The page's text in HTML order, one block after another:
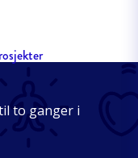
to ganger i